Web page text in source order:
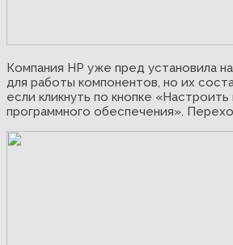
Компания НР уже пред установила
для работы компонентов, но их
если кликнуть по кнопке
программного обеспечения».